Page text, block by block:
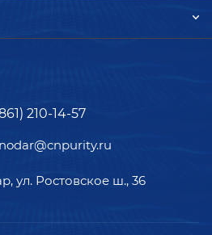
210-14-57
ул. Ростовское ш., 36